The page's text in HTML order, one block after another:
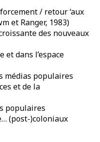
/ retour ‘aux
et Ranger, 1983)
des nouveaux
dans l’espace
populaires
et de la
populaires
(post-)coloniaux